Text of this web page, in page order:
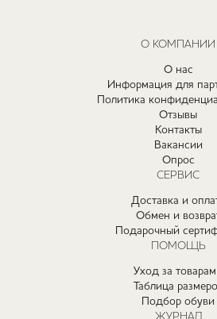
О КОМПАНИИ
О нас
Информация для
Политика
Отзывы
Контакты
Вакансии
Опрос
СЕРВИС
Доставка и
Обмен и
Подарочный
ПОМОЩЬ
Уход за
Таблица
Подбор обуви
ЖУРНАЛ